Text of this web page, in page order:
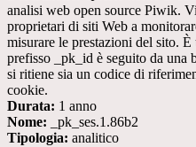
analisi web open source Piwik.
proprietari di siti Web a
misurare le prestazioni del sito.
prefisso _pk_id è seguito da una
si ritiene sia un codice di
cookie.
Durata: 1 anno
Nome: _pk_ses.1.86b2
Tipologia: analitico